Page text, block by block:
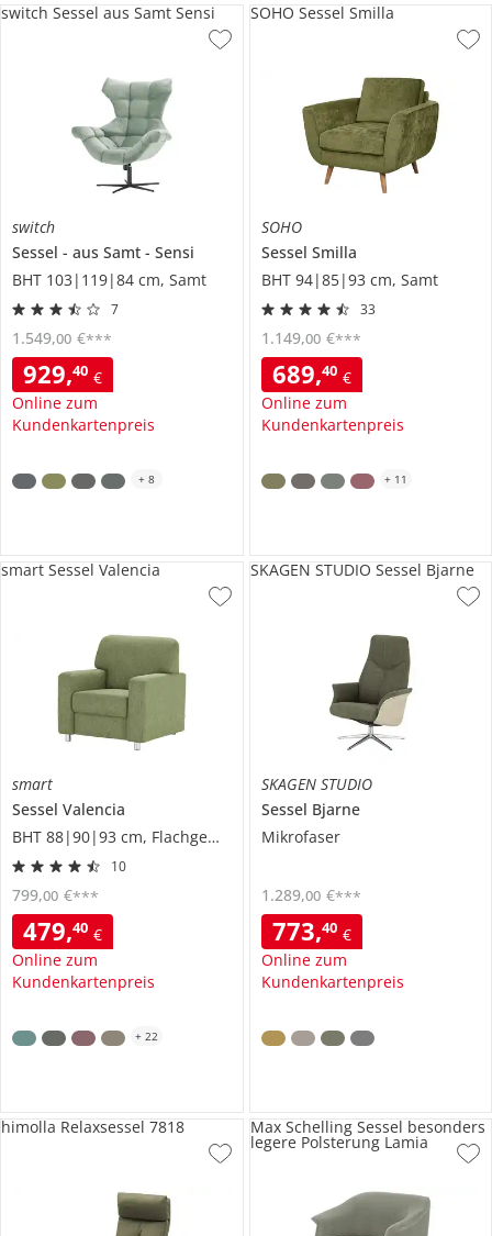
switch
Sessel
aus Samt
Sensi
BHT 103|119|84 cm, Samt
7
929,40 €
Online zum
Kundenkartenpreis
1.549,00 €***
switch Sessel aus Samt Sensi
+ 8
SOHO
Sessel Smilla
BHT 94|85|93 cm, Samt
33
689,40 €
Online zum
Kundenkartenpreis
1.149,00 €***
SOHO Sessel Smilla
+ 11
smart
Sessel Valencia
BHT 88|90|93 cm, Flachgewebe
10
479,40 €
Online zum
Kundenkartenpreis
799,00 €***
smart Sessel Valencia
+ 22
SKAGEN STUDIO
Sessel Bjarne
Mikrofaser
773,40 €
Online zum
Kundenkartenpreis
1.289,00 €***
SKAGEN STUDIO Sessel Bjarne
himolla Relaxsessel 7818 Max Schelling Sessel besonders
legere Polsterung Lamia